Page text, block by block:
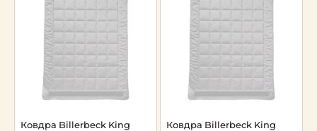
Ковдра Billerbeck King
Ковдра Billerbeck King